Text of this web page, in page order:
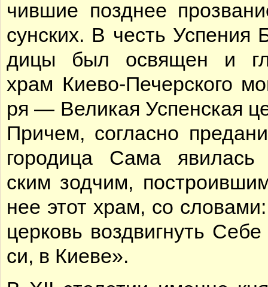
чив­шие позд­нее
сун­ских. В честь Успе­ния
ди­цы был освя­щен и
храм Ки­е­во-Пе­чер­ско­го
ря — Ве­ли­кая Успен­ская
При­чем, со­глас­но
го­ро­ди­ца Са­ма яви­лась
ским зод­чим,
нее этот храм, со
цер­ковь воз­двиг­нуть
си, в Ки­е­ве».